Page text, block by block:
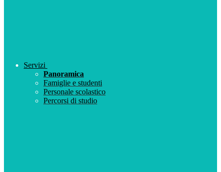
Servizi
Panoramica
Famiglie e studenti
Personale scolastico
Percorsi di studio